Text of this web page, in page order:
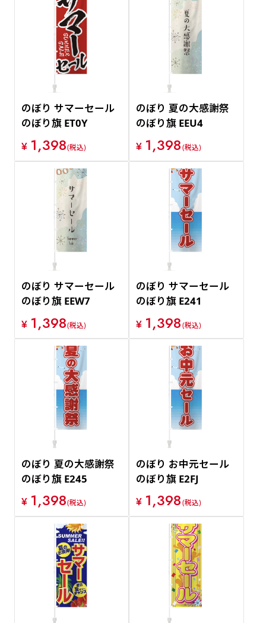
のぼり サマーセール
のぼり旗 ET0Y
¥ 1,398(税込)
のぼり 夏の大感謝祭
のぼり旗 EEU4
¥ 1,398(税込)
のぼり サマーセール
のぼり旗 EEW7
¥ 1,398(税込)
のぼり サマーセール
のぼり旗 E241
¥ 1,398(税込)
のぼり 夏の大感謝祭
のぼり旗 E245
¥ 1,398(税込)
のぼり お中元セール
のぼり旗 E2FJ
¥ 1,398(税込)